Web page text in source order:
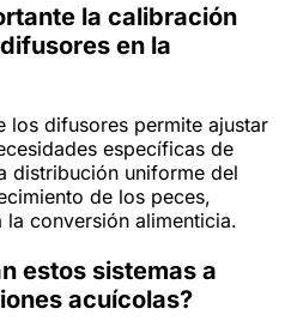
la calibración
en la
los difusores permite ajustar
específicas de
distribución uniforme del
de los peces,
conversión alimenticia.
estos sistemas a
acuícolas?